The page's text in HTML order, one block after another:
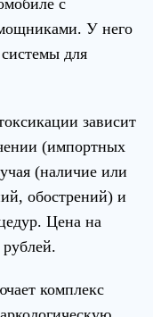
с
У него
для
зависит
(импортных
(наличие или
обострений) и
Цена на
комплекс